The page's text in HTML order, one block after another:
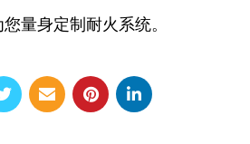
量身定制耐火系统。